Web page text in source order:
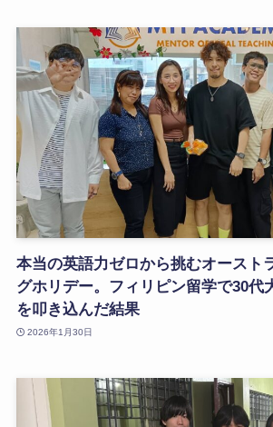
本当の英語力ゼロから挑むオースト
グホリデー。フィリピン留学で30代
を叩き込んだ結果
2026年1月30日